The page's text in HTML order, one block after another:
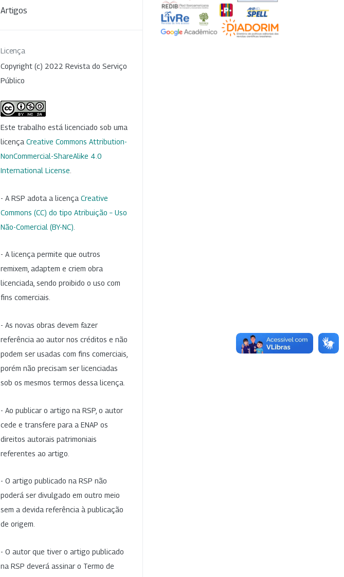
Artigos
Licença
Copyright (c) 2022 Revista do Serviço
Público
Este trabalho está licenciado sob uma
licença Creative Commons Attribution-
NonCommercial-ShareAlike 4.0
International License
- A RSP adota a licença Creative
Commons (CC) do tipo Atribuição – Uso
Não-Comercial (BY-NC)
- A licença permite que outros
remixem, adaptem e criem obra
licenciada, sendo proibido o uso com
fins comerciais.
- As novas obras devem fazer
referência ao autor nos créditos e não
podem ser usadas com fins comerciais,
porém não precisam ser licenciadas
sob os mesmos termos dessa licença.
- Ao publicar o artigo na RSP, o autor
cede e transfere para a ENAP os
direitos autorais patrimoniais
referentes ao artigo.
- O artigo publicado na RSP não
poderá ser divulgado em outro meio
sem a devida referência à publicação
de origem.
- O autor que tiver o artigo publicado
na RSP deverá assinar o Termo de